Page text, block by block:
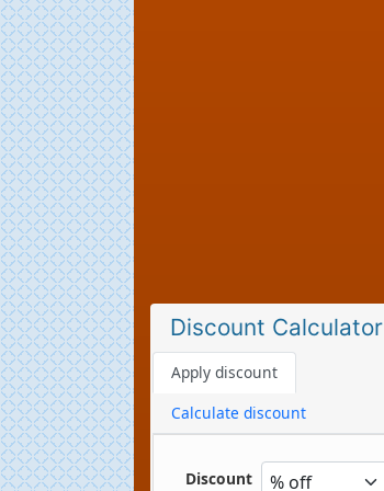
Discount Calculator